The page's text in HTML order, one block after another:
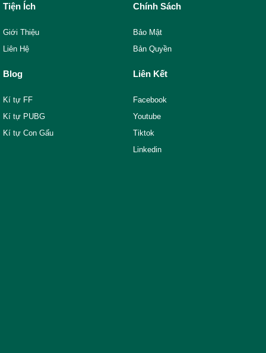
Tiện Ích
Giới Thiệu
Liên Hệ
Chính Sách
Bảo Mật
Bản Quyền
Blog
Kí tự FF
Kí tự PUBG
Kí tự Con Gấu
Liên Kết
Facebook
Youtube
Tiktok
Linkedin